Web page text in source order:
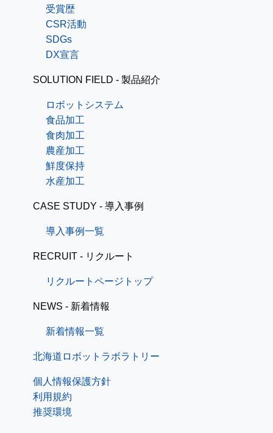
受賞歴
CSR活動
SDGs
DX宣言
SOLUTION FIELD - 製品紹介
ロボットシステム
食品加工
食肉加工
農産加工
鮮度保持
水産加工
CASE STUDY - 導入事例
導入事例一覧
RECRUIT - リクルート
リクルートページトップ
NEWS - 新着情報
新着情報一覧
北海道ロボットラボラトリー
個人情報保護方針
利用規約
推奨環境